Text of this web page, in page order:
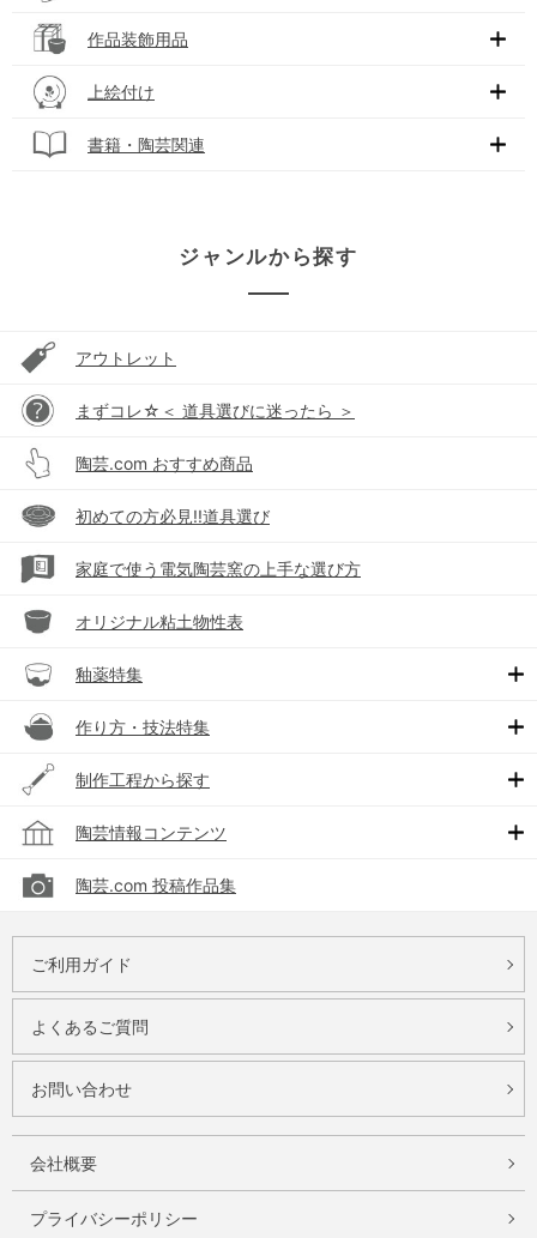
作品装飾用品
上絵付け
書籍・陶芸関連
ジャンルから探す
アウトレット
まずコレ☆＜ 道具選びに迷ったら ＞
陶芸.com おすすめ商品
初めての方必見!!道具選び
家庭で使う電気陶芸窯の上手な選び方
オリジナル粘土物性表
釉薬特集
作り方・技法特集
制作工程から探す
陶芸情報コンテンツ
陶芸.com 投稿作品集
ご利用ガイド
よくあるご質問
お問い合わせ
会社概要
プライバシーポリシー